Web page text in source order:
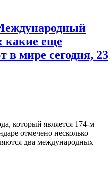
какие еще
в мире сегодня, 23
который является 174-м
отмечено несколько
два международных